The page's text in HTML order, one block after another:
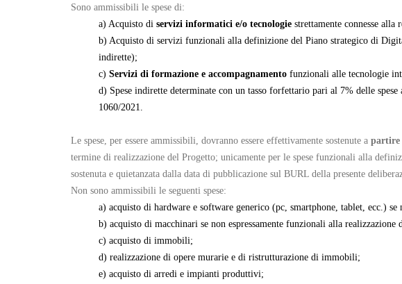
Sono ammissibili le spese di:
a) Acquisto di servizi informatici e/o tecnologie strettamente connesse
b) Acquisto di servizi funzionali alla definizione del Piano strategico di
indirette);
c) Servizi di formazione e accompagnamento funzionali alle tecnologie
d) Spese indirette determinate con un tasso forfettario pari al 7% delle
1060/2021.
Le spese, per essere ammissibili, dovranno essere effettivamente sostenute a partire
termine di realizzazione del Progetto; unicamente per le spese funzionali alla
sostenuta e quietanzata dalla data di pubblicazione sul BURL della presente
Non sono ammissibili le seguenti spese:
a) acquisto di hardware e software generico (pc, smartphone, tablet, ecc.)
b) acquisto di macchinari se non espressamente funzionali alla realizzazione
c) acquisto di immobili;
d) realizzazione di opere murarie e di ristrutturazione di immobili;
e) acquisto di arredi e impianti produttivi;